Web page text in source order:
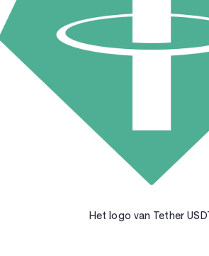
Het logo van Tether